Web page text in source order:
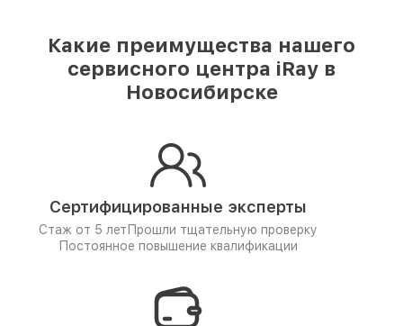
Какие преимущества нашего
сервисного центра iRay в
Новосибирске
Сертифицированные эксперты
Стаж от 5 лет Прошли тщательную проверку
Постоянное повышение квалификации